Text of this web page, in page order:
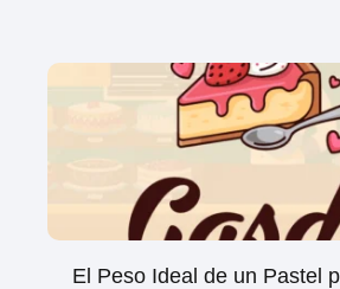
El Peso Ideal de un Pastel